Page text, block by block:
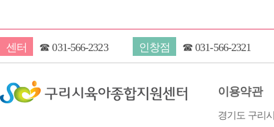
센터 ☎031-566-2323 인창점 ☎031-566-2321
이용약관
경기도 구리